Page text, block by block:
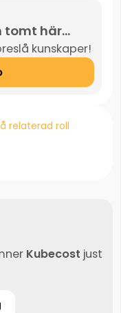
tomt här...
kunskaper!
relaterad roll
Kubecost just